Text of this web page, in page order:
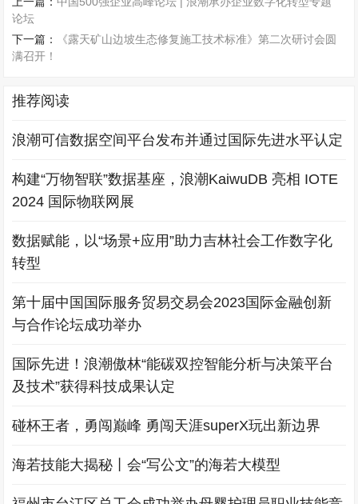
论坛
下一篇：
《露天矿山边坡生态修复施工技术标准》第二次研讨会圆
满召开！
推荐阅读
浪潮可信数据空间平台发布并通过国际先进水平认定
构建“万物智联”数据基座，浪潮KaiwuDB 亮相 IOTE
2024 国际物联网展
数据赋能，以“场景+应用”助力吉林社会工作数字化
转型
第十届中国国际服务贸易交易会2023国际金融创新
与合作论坛成功举办
国际先进！浪潮傲林“能碳双控智能分析与决策平台
及技术”获得科技成果认定
碰杯王者，勇闯巅峰 勇闯天涯superX玩出新边界
海若技能大揭秘丨会“写公文”的海若大模型